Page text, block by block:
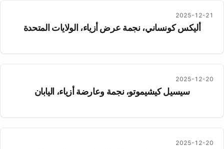
2025-12-21
أليكس كونساني، نجمة عرض أزياء، الولايات المتحدة
2025-12-20
سيسيل كيشيموتو، نجمة وعارضة أزياء، اليابان
2025-12-20